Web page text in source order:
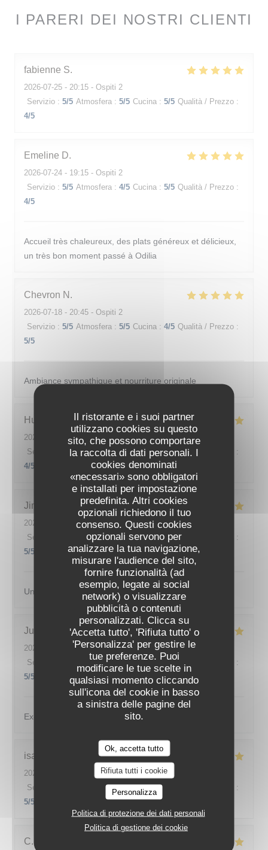
Il ristorante e i suoi partner
utilizzano cookies su questo
sito, che possono comportare
la raccolta di dati personali. I
cookies denominati
«necessari» sono obbligatori
e installati per impostazione
predefinita. Altri cookies
opzionali richiedono il tuo
consenso. Questi cookies
opzionali servono per
analizzare la tua navigazione,
misurare l'audience del sito,
fornire funzionalità (ad
esempio, legate ai social
network) o visualizzare
pubblicità o contenuti
personalizzati. Clicca su
'Accetta tutto', 'Rifiuta tutto' o
'Personalizza' per gestire le
tue preferenze. Puoi
modificare le tue scelte in
qualsiasi momento cliccando
sull'icona del cookie in basso
a sinistra delle pagine del
sito.
Ok, accetta tutto
Rifiuta tutti i cookie
Personalizza
Politica di protezione dei dati personali
Politica di gestione dei cookie
I PARERI DEI NOSTRI CLIENTI
fabienne S
2026-07-25 - 20:15 - Ospiti 2
Servizio : 5/5 Atmosfera : 5/5 Cucina : 5/5 Qualità / Prezzo :
4/5
Emeline D
2026-07-24 - 19:15 - Ospiti 2
Servizio : 5/5 Atmosfera : 4/5 Cucina : 5/5 Qualità / Prezzo :
4/5
Accueil très chaleureux, des plats généreux et délicieux,
un très bon moment passé à Odilia
Chevron N
2026-07-18 - 20:45 - Ospiti 2
Servizio : 5/5 Atmosfera : 5/5 Cucina : 4/5 Qualità / Prezzo :
5/5
Ambiance sympathique et nourriture originale
Hugo
2026-07-08
- 20:30 - Ospiti 2
Servizio
/5 Atmosfera: 4/5 Cucina: 5/5 Qualità / Prezzo
:
4/5
Jimmy
2026-07-07
- 20:00 - Ospiti 2
Servizio
Atmosfera: 5 /5 Cucina: 5 /5 Qualità / Prezzo
:
5/5
Un lieu magnifique et une cuisine incroyable , merci.
Justin
2026-07-07
- 19:30 - Ospiti 2
Servizio
Atmosfera: 5 /5 Cucina : 5/5 Qualità / Prezzo
:
5/5
Excellent et service très sympa
isa
2026-06-22
- 19:30 - Ospiti 4
Servizio
Atmosfera: 5/5 Cucina:
:
5/5
C
ODÍLIA RESTAURANT